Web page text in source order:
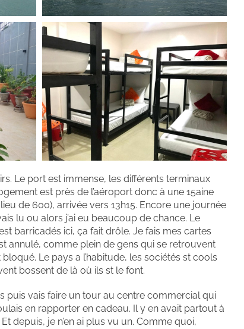
Le port est immense, les différents terminaux
est près de l’aéroport donc à une 15aine
de 600), arrivée vers 13h15. Encore une journée
lu ou alors j’ai eu beaucoup de chance. Le
barricadés ici, ça fait drôle. Je fais mes cartes
annulé, comme plein de gens qui se retrouvent
Le pays a l’habitude, les sociétés st cools
bossent de là où ils st le font.
puis vais faire un tour au centre commercial qui
en rapporter en cadeau. Il y en avait partout à
depuis, je n’en ai plus vu un. Comme quoi,